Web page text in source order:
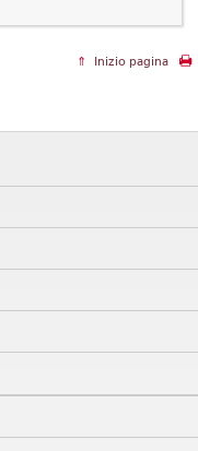
Inizio pagina